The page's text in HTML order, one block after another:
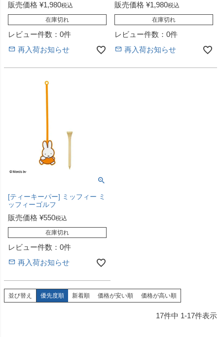
販売価格 ¥1,980税込
在庫切れ
レビュー件数：0件
再入荷お知らせ
販売価格 ¥1,980税込
在庫切れ
レビュー件数：0件
再入荷お知らせ
[ティーキーパー] ミッフィー ミ
ッフィーゴルフ
販売価格 ¥550税込
在庫切れ
レビュー件数：0件
再入荷お知らせ
並び替え 優先度順 新着順 価格が安い順 価格が高い順
17件中 1-17件表示